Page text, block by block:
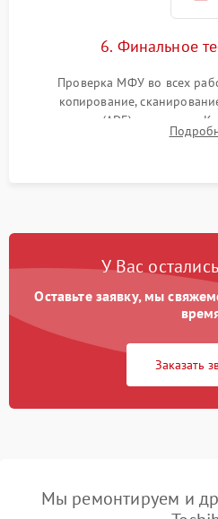
6. Финальное
Проверка МФУ во всех
копирование,
документов (ADF) и дуплекса.
на отсутствие серого фона,
У Вас
Оставьте заявку, мы
Заказать
Мы ремонтируем и